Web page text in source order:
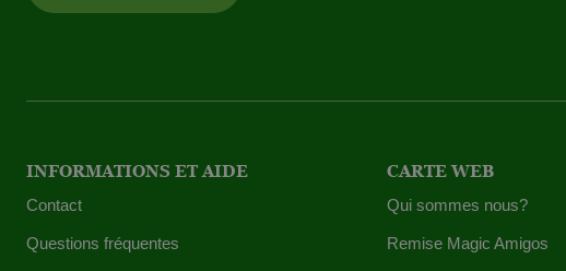
INFORMATIONS ET AIDE
Contact
Questions fréquentes
CARTE WEB
Qui sommes nous?
Remise Magic Amigos